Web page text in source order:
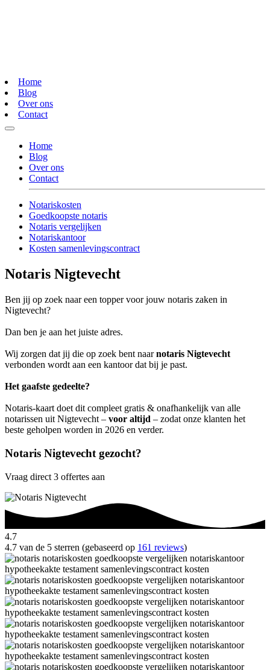
Home
Blog
Over ons
Contact
Home
Blog
Over ons
Contact
Notariskosten
Goedkoopste notaris
Notaris vergelijken
Notariskantoor
Kosten samenlevingscontract
Notaris Nigtevecht
Ben jij op zoek naar een topper voor jouw notaris zaken in
Nigtevecht?
Dan ben je aan het juiste adres.
Wij zorgen dat jij die op zoek bent naarnotaris Nigtevecht
verbonden wordt aan een kantoor dat bij je past.
Het gaafste gedeelte?
Notaris-kaart doet dit compleet gratis & onafhankelijk van alle
notarissen uit Nigtevecht – voor altijd – zodat onze klanten het
beste geholpen worden in 2026 en verder.
Notaris Nigtevecht gezocht?
Vraag direct 3 offertes aan
4.7
4.7 van de 5 sterren (gebaseerd op 161 reviews)